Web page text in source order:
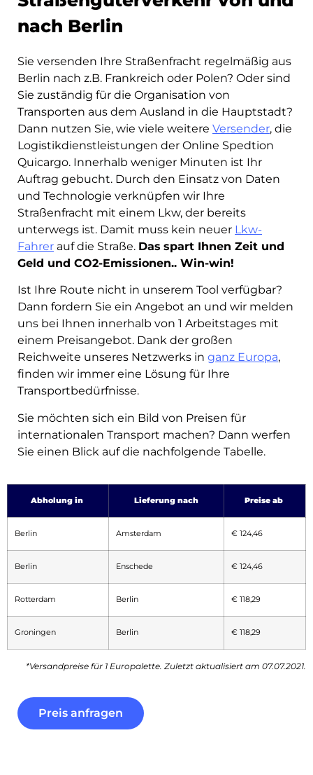
nach Berlin
Sie versenden Ihre Straßenfracht regelmäßig aus
Berlin nach z.B. Frankreich oder Polen? Oder sind
Sie zuständig für die Organisation von
Transporten aus dem Ausland in die Hauptstadt?
Dann nutzen Sie, wie viele weitere Versender, die
Logistikdienstleistungen der Online Spedtion
Quicargo. Innerhalb weniger Minuten ist Ihr
Auftrag gebucht. Durch den Einsatz von Daten
und Technologie verknüpfen wir Ihre
Straßenfracht mit einem Lkw, der bereits
unterwegs ist. Damit muss kein neuer Lkw-
Fahrer auf die Straße. Das spart Ihnen Zeit und
Geld und CO2-Emissionen.. Win-win!
Ist Ihre Route nicht in unserem Tool verfügbar?
Dann fordern Sie ein Angebot an und wir melden
uns bei Ihnen innerhalb von 1 Arbeitstages mit
einem Preisangebot. Dank der großen
Reichweite unseres Netzwerks in ganz Europa,
finden wir immer eine Lösung für Ihre
Transportbedürfnisse.
Sie möchten sich ein Bild von Preisen für
internationalen Transport machen? Dann werfen
Sie einen Blick auf die nachfolgende Tabelle.
Abholung in Lieferung nach Preise ab
Berlin Amsterdam € 124,46
Berlin Enschede € 124,46
Rotterdam Berlin € 118,29
Groningen Berlin € 118,29
*Versandpreise für 1 Europalette. Zuletzt aktualisiert am 07.07.2021.
Preis anfragen